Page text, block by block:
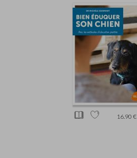
16.90 €